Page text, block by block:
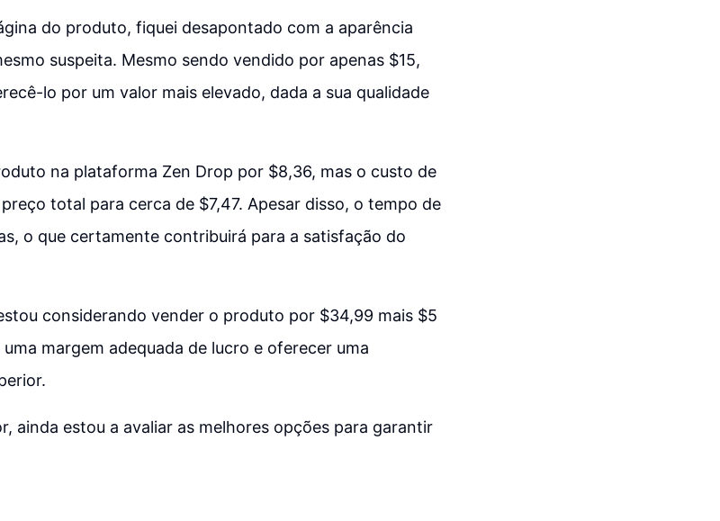
do produto, fiquei desapontado com a aparência
suspeita. Mesmo sendo vendido por apenas $15,
lo por um valor mais elevado, dada a sua qualidade
na plataforma Zen Drop por $8,36, mas o custo de
total para cerca de $7,47. Apesar disso, o tempo de
o que certamente contribuirá para a satisfação do
considerando vender o produto por $34,99 mais $5
margem adequada de lucro e oferecer uma
ainda estou a avaliar as melhores opções para garantir